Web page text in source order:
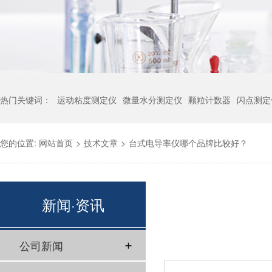
热门关键词： 运动粘度测定仪 微量水分测定仪 颗粒计数器 闪点测
您的位置: 网站首页 > 技术文章 > 台式电导率仪哪个品牌比较好？
新闻·资讯
公司新闻